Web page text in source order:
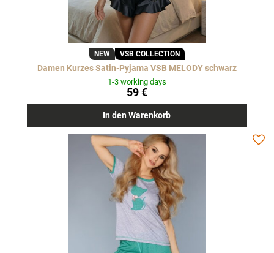
NEW VSB COLLECTION
Damen Kurzes Satin-Pyjama VSB MELODY schwarz
1-3 working days
59 €
In den Warenkorb